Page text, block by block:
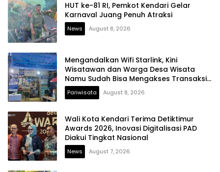
HUT ke-81 RI, Pemkot Kendari Gelar
Karnaval Juang Penuh Atraksi
News August 8, 2026
Mengandalkan Wifi Starlink, Kini
Wisatawan dan Warga Desa Wisata
Namu Sudah Bisa Mengakses Transaksi
Digital
Pariwisata August 8, 2026
Wali Kota Kendari Terima Detiktimur
Awards 2026, Inovasi Digitalisasi PAD
Diakui Tingkat Nasional
News August 7, 2026